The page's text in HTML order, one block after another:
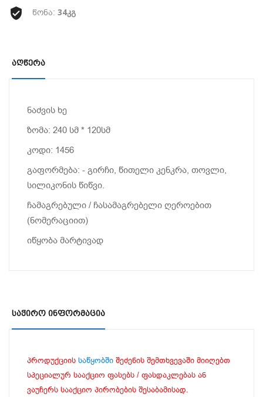
წონა: 34კგ
Აღწერა
ნაძვის ხე
ზომა: 240 სმ * 120სმ
კოდი: 1456
გაფორმება: - გირჩი, წითელი კენკრა, თოვლი,
სილიკონის წიწვი.
ჩამაგრებული / ჩასამაგრებელი ღეროებით
(ნომერაციით)
იწყობა მარტივად
Საჭირო Ინფორმაცია
პროდუქციის საწყობში შეძენის შემთხვევაში მიიღებთ
სპეციალურ სააქციო ფასებს / ფასდაკლებას ან
ვაუჩერს სააქციო პირობების შესაბამისად.